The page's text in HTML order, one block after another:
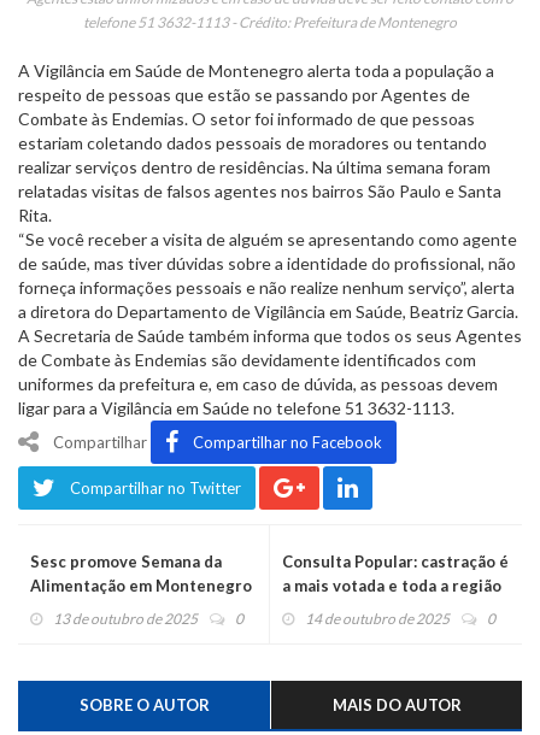
telefone 51 3632-1113 - Crédito: Prefeitura de Montenegro
A Vigilância em Saúde de Montenegro alerta toda a população a
respeito de pessoas que estão se passando por Agentes de
Combate às Endemias. O setor foi informado de que pessoas
estariam coletando dados pessoais de moradores ou tentando
realizar serviços dentro de residências. Na última semana foram
relatadas visitas de falsos agentes nos bairros São Paulo e Santa
Rita.
“Se você receber a visita de alguém se apresentando como agente
de saúde, mas tiver dúvidas sobre a identidade do profissional, não
forneça informações pessoais e não realize nenhum serviço”, alerta
a diretora do Departamento de Vigilância em Saúde, Beatriz Garcia.
A Secretaria de Saúde também informa que todos os seus Agentes
de Combate às Endemias são devidamente identificados com
uniformes da prefeitura e, em caso de dúvida, as pessoas devem
ligar para a Vigilância em Saúde no telefone 51 3632-1113.
Compartilhar Compartilhar no Facebook
Compartilhar no Twitter
Sesc promove Semana da
Alimentação em Montenegro
e São Sebastião do Caí
13 de outubro de 2025 0
Consulta Popular: castração é
a mais votada e toda a região
vai receber recursos
14 de outubro de 2025 0
SOBRE O AUTOR MAIS DO AUTOR